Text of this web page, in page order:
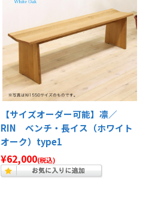
【サイズオーダー可能】凛／
RIN ベンチ・長イス（ホワイト
オーク）type1
¥62,000(税込)